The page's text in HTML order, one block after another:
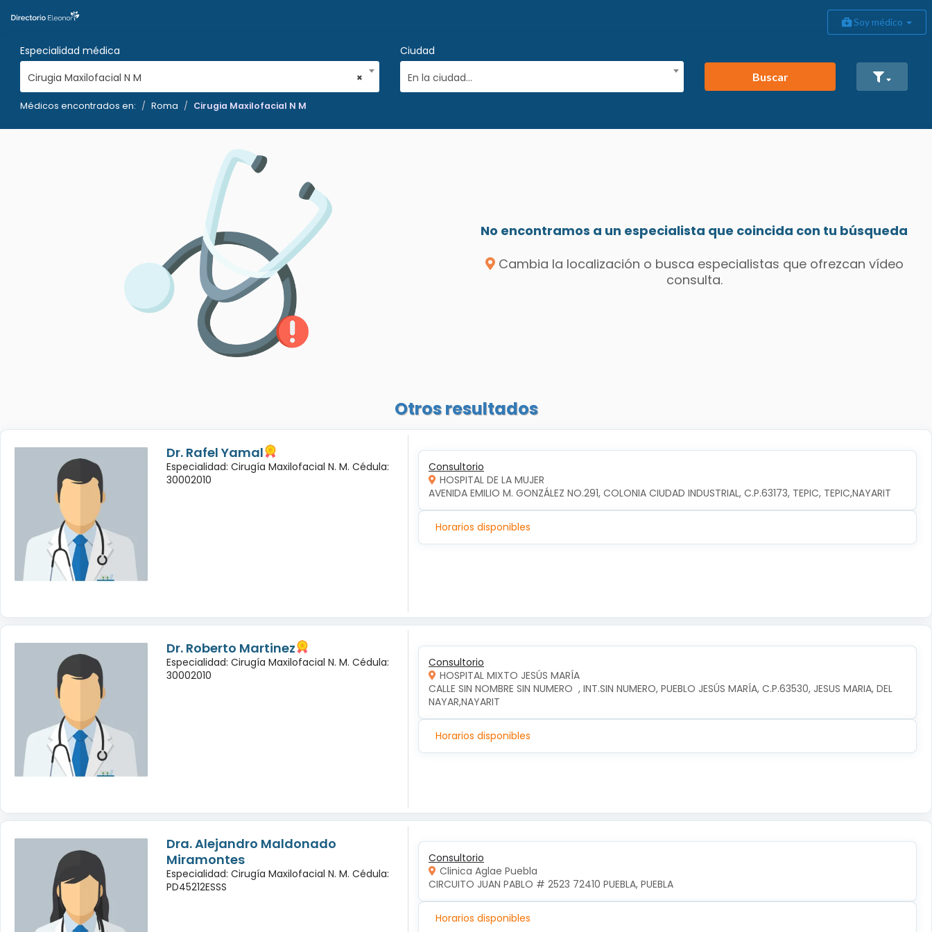
Soy médico
Especialidad médica
×
Cirugia Maxilofacial N M
Ciudad
En la ciudad...
Buscar
Médicos encontrados en: Roma Cirugia Maxilofacial N M
No encontramos a un especialista que coincida con tu búsqueda
Cambia la localización o busca especialistas que ofrezcan vídeo
consulta.
Otros resultados
Dr. Rafel Yamal
Especialidad: Cirugía Maxilofacial N. M. Cédula:
30002010
Consultorio
HOSPITAL DE LA MUJER
AVENIDA EMILIO M. GONZÁLEZ NO.291, COLONIA CIUDAD INDUSTRIAL, C.P.63173, TEPIC, TEPIC,NAYARIT
Horarios disponibles
Dr. Roberto Martinez
Especialidad: Cirugía Maxilofacial N. M. Cédula:
30002010
Consultorio
HOSPITAL MIXTO JESÚS MARÍA
CALLE SIN NOMBRE SIN NUMERO  , INT.SIN NUMERO, PUEBLO JESÚS MARÍA, C.P.63530, JESUS MARIA, DEL
NAYAR,NAYARIT
Horarios disponibles
Dra. Alejandro Maldonado
Miramontes
Especialidad: Cirugía Maxilofacial N. M. Cédula:
PD45212ESSS
Consultorio
Clinica Aglae Puebla
CIRCUITO JUAN PABLO # 2523 72410 PUEBLA, PUEBLA
Horarios disponibles